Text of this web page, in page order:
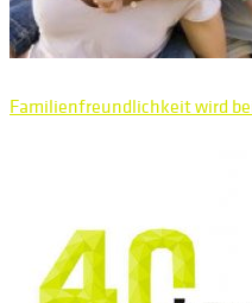
Familienfreundlichkeit wird